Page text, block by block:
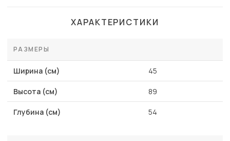
ХАРАКТЕРИСТИКИ
РАЗМЕРЫ
Ширина (см) 45
Высота (см) 89
Глубина (см) 54